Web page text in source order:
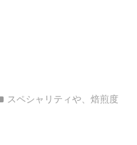
スペシャリティや、焙煎度